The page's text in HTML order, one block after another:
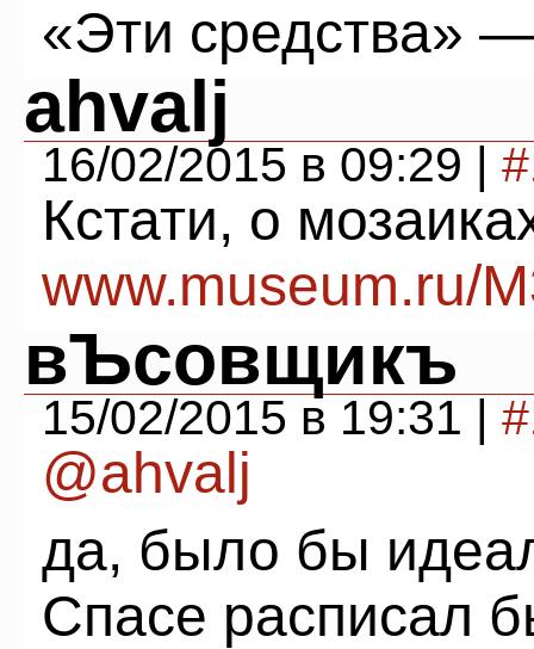
«Эти средства»
ahvalj
16/02/2015 в 09:29 |
Кстати, о
www.museum.ru/
вЪсовщикъ
15/02/2015 в 19:31 |
@ahvalj
да, было бы
Спасе расписал